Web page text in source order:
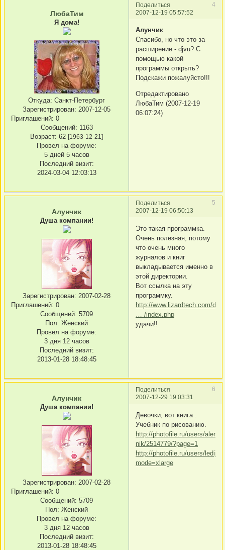
Поделиться
4
2007-12-19 05:57:52
ЛюбаТим
Я дома!
Откуда: Санкт-Петербург
Зарегистрирован: 2007-12-05
Приглашений: 0
Сообщений: 1163
Возраст: 62 [1963-12-21]
Провел на форуме:
5 дней 5 часов
Последний визит:
2024-03-04 12:03:13
Алунчик
Спасибо, но что это за
расширение - djvu? С
помощью какой
программы открыть?
Подскажи пожалуйсто!!!
Отредактировано
ЛюбаТим (2007-12-19
06:07:24)
Поделиться
5
2007-12-19 06:50:13
Алунчик
Душа компании!
Зарегистрирован: 2007-02-28
Приглашений: 0
Сообщений: 5709
Пол: Женский
Провел на форуме:
3 дня 12 часов
Последний визит:
2013-01-28 18:48:45
Это такая программка.
Очень полезная, потому
что очень много
журналов и книг
выкладывается именно в
этой директории.
Вот ссылка на эту
программку.
http://www.lizardtech.com/
… /index.php
удачи!!
Поделиться
6
2007-12-29 19:03:31
Алунчик
Душа компании!
Зарегистрирован: 2007-02-28
Приглашений: 0
Сообщений: 5709
Пол: Женский
Провел на форуме:
3 дня 12 часов
Последний визит:
2013-01-28 18:48:45
Девочки, вот книга .
Учебник по рисованию.
http://photofile.ru/users/
nik/2514779/?page=1
http://photofile.ru/users/
mode=xlarge